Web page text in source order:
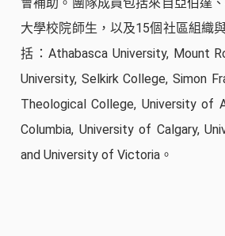
大學校院師生，以及15個社區組織
括：Athabasca University, Mount
University, Selkirk College, Simon
Theological College, University of
Columbia, University of Calgary,
and University of Victoria。